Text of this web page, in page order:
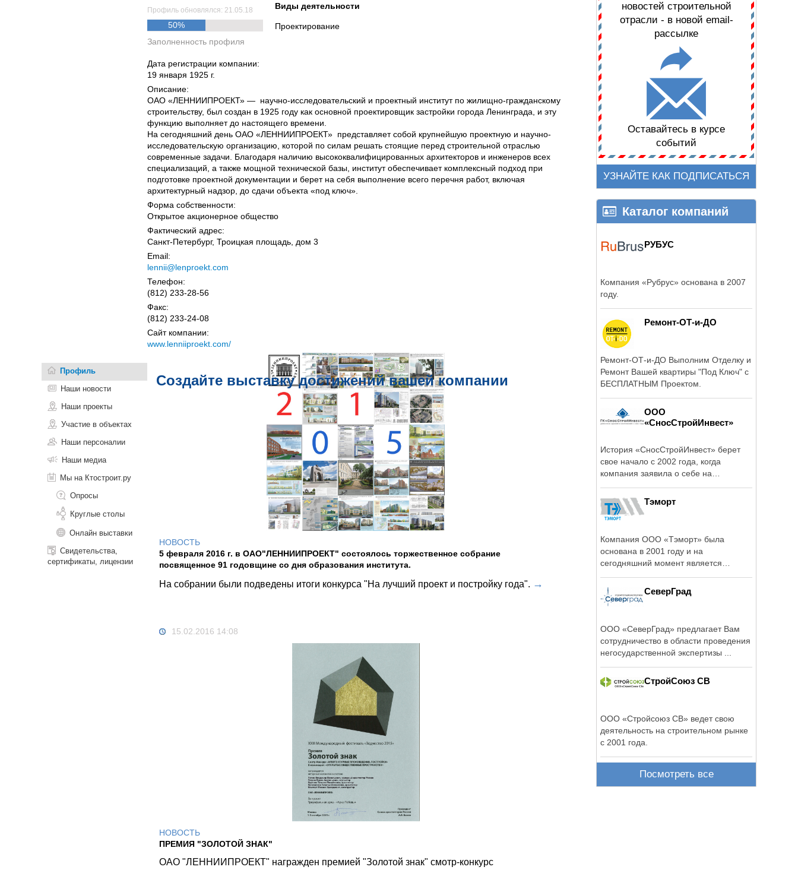
Профиль
Наши новости
Наши проекты
Участие в объектах
Наши персоналии
Наши медиа
Мы на Ктостроит.ру
Опросы
Круглые столы
Онлайн выставки
Свидетельства,
сертификаты, лицензии
Профиль обновлялся: 21.05.18
50%
Заполненность профиля
Виды деятельности
Проектирование
Дата регистрации компании:
19 января 1925 г.
Описание:
ОАО «ЛЕННИИПРОЕКТ» — научно-исследовательский и проектный институт по жилищно-гражданскому
строительству, был создан в 1925 году как основной проектировщик застройки города Ленинграда, и эту
функцию выполняет до настоящего времени.
На сегодняшний день ОАО «ЛЕННИИПРОЕКТ» представляет собой крупнейшую проектную и научно-
исследовательскую организацию, которой по силам решать стоящие перед строительной отраслью
современные задачи. Благодаря наличию высококвалифицированных архитекторов и инженеров всех
специализаций, а также мощной технической базы, институт обеспечивает комплексный подход при
подготовке проектной документации и берет на себя выполнение всего перечня работ, включая
архитектурный надзор, до сдачи объекта «под ключ».
Форма собственности:
Открытое акционерное общество
Фактический адрес:
Санкт-Петербург, Троицкая площадь, дом 3
Email:
lennii@lenproekt.com
Телефон:
(812) 233-28-56
Факс:
(812) 233-24-08
Сайт компании:
www.lenniiproekt.com/
Создайте выставку достижений вашей компании
НОВОСТЬ
5 февраля 2016 г. в ОАО"ЛЕННИИПРОЕКТ" состоялось торжественное собрание
посвященное 91 годовщине со дня образования института.
На собрании были подведены итоги конкурса "На лучший проект и постройку года". →
15.02.2016 14:08
НОВОСТЬ
ПРЕМИЯ "ЗОЛОТОЙ ЗНАК"
ОАО "ЛЕННИИПРОЕКТ" награжден премией "Золотой знак" смотр-конкурс
новостей строительной
отрасли - в новой email-
рассылке
Оставайтесь в курсе
событий
УЗНАЙТЕ КАК ПОДПИСАТЬСЯ
Каталог компаний
РУБУС
Компания «Рубрус» основана в 2007
году.
Ремонт-ОТ-и-ДО
Ремонт-ОТ-и-ДО Выполним Отделку и
Ремонт Вашей квартиры "Под Ключ" с
БЕСПЛАТНЫМ Проектом.
ООО
«СносСтройИнвест»
История «СносСтройИнвест» берет
свое начало с 2002 года, когда
компания заявила о себе на
Тэморт
Компания ООО «Тэморт» была
основана в 2001 году и на
сегодняшний момент является
СеверГрад
ООО «СеверГрад» предлагает Вам
сотрудничество в области проведения
негосударственной экспертизы ...
СтройСоюз СВ
ООО «Стройсоюз СВ» ведет свою
деятельность на строительном рынке
с 2001 года.
Посмотреть все